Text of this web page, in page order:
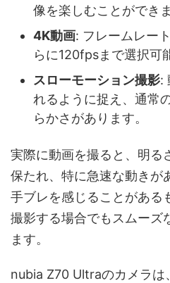
像を楽しむことができま
4K動画: フレームレー
らに120fpsまで選択可
スローモーション撮影:
れるように捉え、通常
らかさがあります。
実際に動画を撮ると、明る
保たれ、特に急速な動きが
手ブレを感じることがある
撮影する場合でもスムーズ
ます。
nubia Z70 Ultraのカメラは